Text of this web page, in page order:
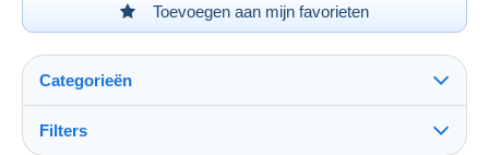
Toevoegen aan mijn favorieten
Categorieën
Filters